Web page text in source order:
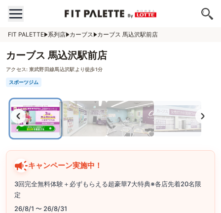
FIT PALETTE 系列店 カーブス カーブス 馬込沢駅前店
カーブス 馬込沢駅前店
アクセス: 東武野田線馬込沢駅より徒歩1分
スポーツジム
キャンペーン実施中！
3回完全無料体験＋必ずもらえる超豪華7大特典※各店先着20名限
定
26/8/1 〜 26/8/31